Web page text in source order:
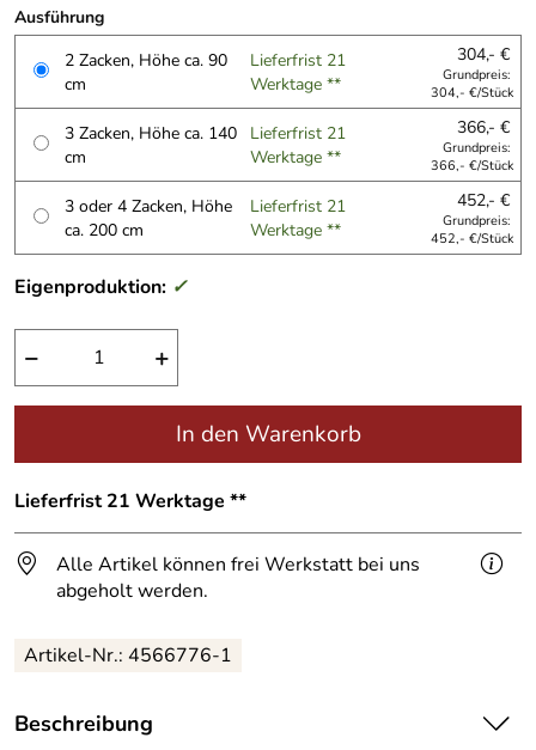
Ausführung
2 Zacken, Höhe ca. 90
cm
Lieferfrist 21
Werktage **
304,- €
Grundpreis:
304,- €/Stück
3 Zacken, Höhe ca. 140
cm
Lieferfrist 21
Werktage **
366,- €
Grundpreis:
366,- €/Stück
3 oder 4 Zacken, Höhe
ca. 200 cm
Lieferfrist 21
Werktage **
452,- €
Grundpreis:
452,- €/Stück
Eigenproduktion: ✓
− +
In den Warenkorb
Lieferfrist 21 Werktage **
Alle Artikel können frei Werkstatt bei uns
abgeholt werden.
Artikel-Nr.: 4566776-1
Beschreibung